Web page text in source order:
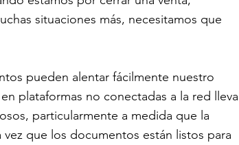
situaciones más, necesitamos que
pueden alentar fácilmente nuestro
plataformas no conectadas a la red lleva
particularmente a medida que la
que los documentos están listos para